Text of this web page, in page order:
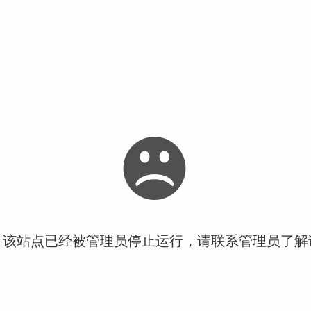
站点已经被管理员停止运行，请联系管理员了